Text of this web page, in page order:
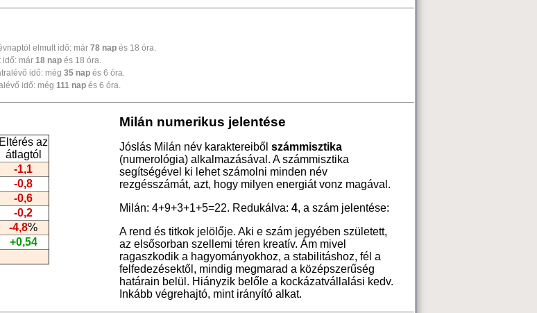
elmult idő: már 78 nap és 18 óra.
idő: már 18 nap és 18 óra.
idő: még 35 nap és 6 óra.
idő: még 111 nap és 6 óra.
Eltérés az
átlagtól
-1,1
-0,8
-0,6
-0,2
-4,8%
+0,54
Milán numerikus jelentése
Jóslás Milán név karaktereiből számmisztika
(numerológia) alkalmazásával. A számmisztika
segítségével ki lehet számolni minden név
rezgésszámát, azt, hogy milyen energiát vonz magával.
Milán: 4+9+3+1+5=22. Redukálva: 4, a szám jelentése:
A rend és titkok jelölője. Aki e szám jegyében született,
az elsősorban szellemi téren kreatív. Ám mivel
ragaszkodik a hagyományokhoz, a stabilitáshoz, fél a
felfedezésektől, mindig megmarad a középszerűség
határain belül. Hiányzik belőle a kockázatvállalási kedv.
Inkább végrehajtó, mint irányító alkat.